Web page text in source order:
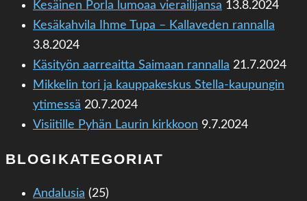
Kesäinen Porla lumoaa vierailijansa 13.8.2024
Kesäkahvila Ihme Tupa – Kallaveden rannalla
3.8.2024
Käsityön aarreaitta Saimaan rannalla 21.7.2024
Mikkelin tori ja kauppakeskus Stella-kaupungin
ytimessä 20.7.2024
Visiitille Pyhän Laurin kirkkoon 9.7.2024
BLOGIKATEGORIAT
Andalusia (25)